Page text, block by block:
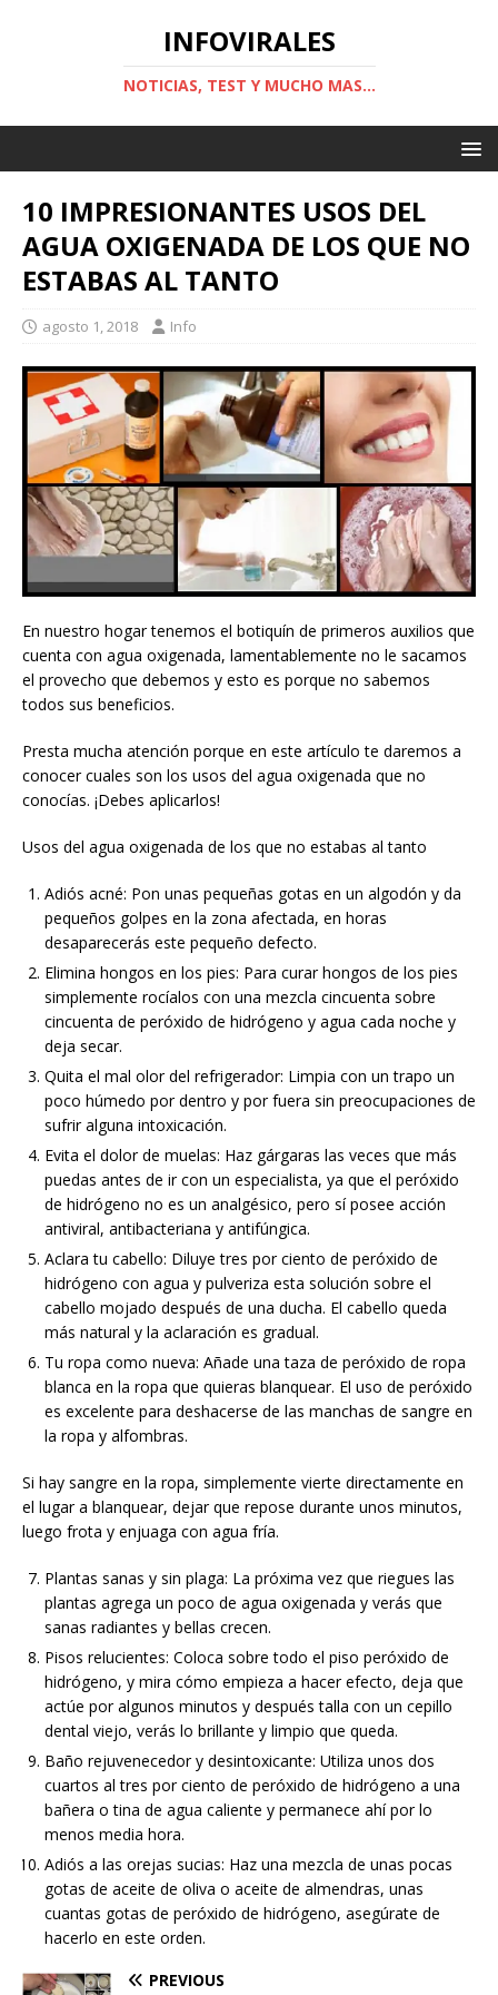
INFOVIRALES
NOTICIAS, TEST Y MUCHO MAS...
10 IMPRESIONANTES USOS DEL
AGUA OXIGENADA DE LOS QUE NO
ESTABAS AL TANTO
agosto 1, 2018 Info
En nuestro hogar tenemos el botiquín de primeros auxilios que
cuenta con agua oxigenada, lamentablemente no le sacamos
el provecho que debemos y esto es porque no sabemos
todos sus beneficios.
Presta mucha atención porque en este artículo te daremos a
conocer cuales son los usos del agua oxigenada que no
conocías. ¡Debes aplicarlos!
Usos del agua oxigenada de los que no estabas al tanto
Adiós acné: Pon unas pequeñas gotas en un algodón y da
pequeños golpes en la zona afectada, en horas
desaparecerás este pequeño defecto.
Elimina hongos en los pies: Para curar hongos de los pies
simplemente rocíalos con una mezcla cincuenta sobre
cincuenta de peróxido de hidrógeno y agua cada noche y
deja secar.
Quita el mal olor del refrigerador: Limpia con un trapo un
poco húmedo por dentro y por fuera sin preocupaciones de
sufrir alguna intoxicación.
Evita el dolor de muelas: Haz gárgaras las veces que más
puedas antes de ir con un especialista, ya que el peróxido
de hidrógeno no es un analgésico, pero sí posee acción
antiviral, antibacteriana y antifúngica.
Aclara tu cabello: Diluye tres por ciento de peróxido de
hidrógeno con agua y pulveriza esta solución sobre el
cabello mojado después de una ducha. El cabello queda
más natural y la aclaración es gradual.
Tu ropa como nueva: Añade una taza de peróxido de ropa
blanca en la ropa que quieras blanquear. El uso de peróxido
es excelente para deshacerse de las manchas de sangre en
la ropa y alfombras.
Si hay sangre en la ropa, simplemente vierte directamente en
el lugar a blanquear, dejar que repose durante unos minutos,
luego frota y enjuaga con agua fría.
Plantas sanas y sin plaga: La próxima vez que riegues las
plantas agrega un poco de agua oxigenada y verás que
sanas radiantes y bellas crecen.
Pisos relucientes: Coloca sobre todo el piso peróxido de
hidrógeno, y mira cómo empieza a hacer efecto, deja que
actúe por algunos minutos y después talla con un cepillo
dental viejo, verás lo brillante y limpio que queda.
Baño rejuvenecedor y desintoxicante: Utiliza unos dos
cuartos al tres por ciento de peróxido de hidrógeno a una
bañera o tina de agua caliente y permanece ahí por lo
menos media hora.
Adiós a las orejas sucias: Haz una mezcla de unas pocas
gotas de aceite de oliva o aceite de almendras, unas
cuantas gotas de peróxido de hidrógeno, asegúrate de
hacerlo en este orden.
PREVIOUS